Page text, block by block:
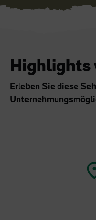
Highlights
Erleben Sie diese